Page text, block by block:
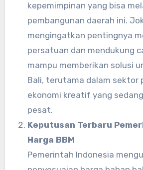
kepemimpinan yang bisa
pembangunan daerah ini.
mengingatkan pentingnya
persatuan dan mendukung
mampu memberikan solusi
Bali, terutama dalam sektor
ekonomi kreatif yang
pesat.
Keputusan Terbaru
Harga BBM
Pemerintah Indonesia